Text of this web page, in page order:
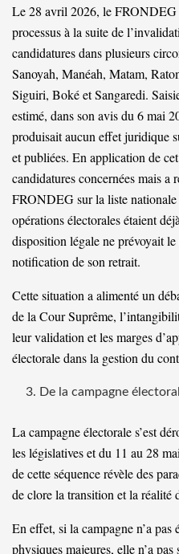
Le 28 avril 2026, le FRONDEG
processus à la suite de
candidatures dans plusieurs
Sanoyah, Manéah, Matam,
Siguiri, Boké et Sangaredi.
estimé, dans son avis du 6 mai
produisait aucun effet juridique
et publiées. En application de
candidatures concernées mais a
FRONDEG sur la liste
opérations électorales étaient
disposition légale ne prévoyait
notification de son retrait.
Cette situation a alimenté un
de la Cour Suprême,
leur validation et les marges
électorale dans la gestion du
De la campagne
La campagne électorale s’est
les législatives et du 11 au 28
de cette séquence révèle des
de clore la transition et la réalité
En effet, si la campagne n’a pas
physiques majeures, elle n’a